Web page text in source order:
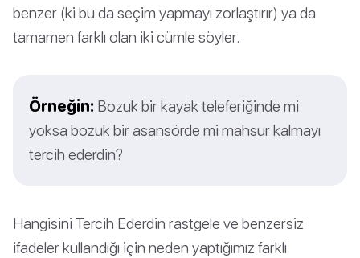
benzer (ki bu da seçim yapmayı zorlaştırır) ya da
tamamen farklı olan iki cümle söyler.
Örneğin: Bozuk bir kayak teleferiğinde mi
yoksa bozuk bir asansörde mi mahsur kalmayı
tercih ederdin?
Hangisini Tercih Ederdin rastgele ve benzersiz
ifadeler kullandığı için neden yaptığımız farklı